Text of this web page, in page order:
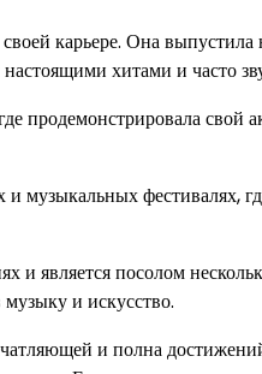
карьере. Она
хитами и часто
продемонстрировала
музыкальных фестивалях,
и является посолом
и искусство.
и полна